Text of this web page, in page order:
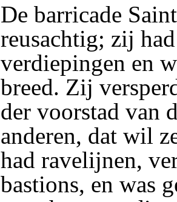
De barricade
reusachtig; zij
verdiepingen en
breed. Zij
der voorstad van
anderen, dat wil
had ravelijnen,
bastions, en was